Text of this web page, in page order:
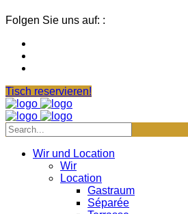
Folgen Sie uns auf: :
Tisch reservieren!
Wir und Location
Wir
Location
Gastraum
Séparée